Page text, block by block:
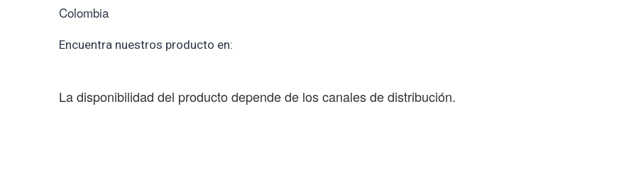
Colombia
Encuentra nuestros producto en:
La disponibilidad del producto depende de los canales de distribución.